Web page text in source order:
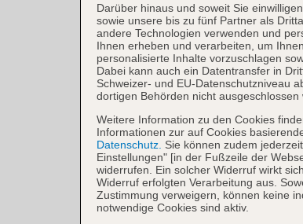
Darüber hinaus und soweit Sie
sowie unsere bis zu fünf Partner als
andere Technologien verwenden und
Ihnen erheben und verarbeiten, um
personalisierte Inhalte vorzuschlagen
Dabei kann auch ein Datentransfer in
Schweizer- und EU-Datenschutzniveau
dortigen Behörden nicht ausgeschlossen
Weitere Information zu den Cookies
Informationen zur auf Cookies
Datenschutz. Sie können zudem
Einstellungen" [in der Fußzeile der
widerrufen. Ein solcher Widerruf wirkt
Widerruf erfolgten Verarbeitung aus.
Zustimmung verweigern, können keine
notwendige Cookies sind aktiv.